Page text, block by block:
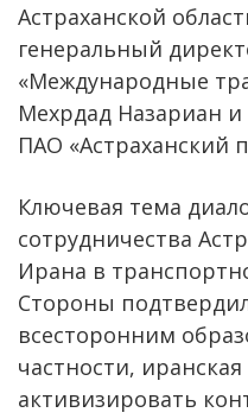
Астраханской
генеральный
«Международные
Мехрдад Назариан
ПАО «Астраханский
Ключевая тема
сотрудничества
Ирана в
Стороны
всесторонним
частности,
активизировать